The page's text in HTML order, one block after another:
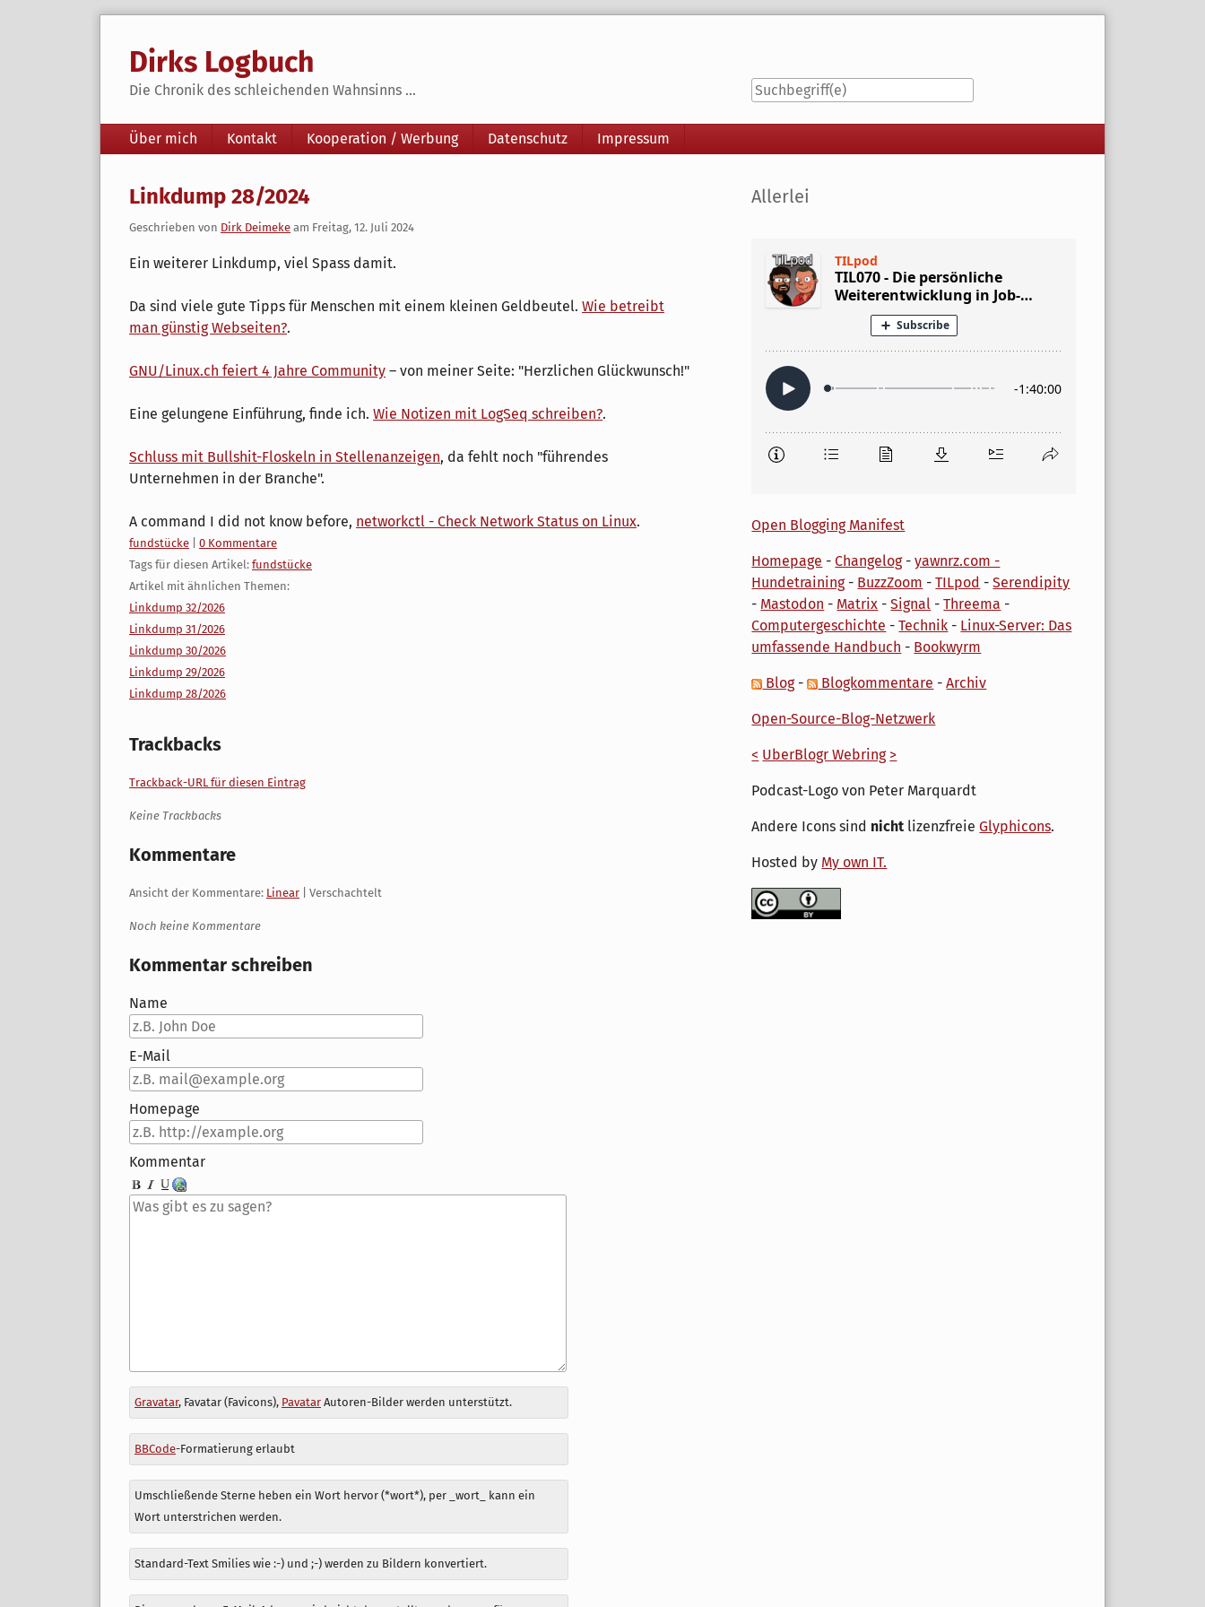
Dirks Logbuch
Die Chronik des schleichenden Wahnsinns ...
Navigation
Über mich Kontakt Kooperation / Werbung Datenschutz Impressum
Linkdump 28/2024
Geschrieben von Dirk Deimeke am Freitag, 12. Juli 2024
Ein weiterer Linkdump, viel Spass damit.
Da sind viele gute Tipps für Menschen mit einem kleinen Geldbeutel. Wie betreibt
man günstig Webseiten?.
GNU/Linux.ch feiert 4 Jahre Community – von meiner Seite: "Herzlichen Glückwunsch!"
Eine gelungene Einführung, finde ich. Wie Notizen mit LogSeq schreiben?.
Schluss mit Bullshit-Floskeln in Stellenanzeigen, da fehlt noch "führendes
Unternehmen in der Branche".
A command I did not know before, networkctl - Check Network Status on Linux.
Kategorien:
fundstücke
0 Kommentare
Tags für diesen Artikel: fundstücke
Artikel mit ähnlichen Themen:
Linkdump 32/2026
Linkdump 31/2026
Linkdump 30/2026
Linkdump 29/2026
Linkdump 28/2026
Trackbacks
Trackback-URL für diesen Eintrag
Keine Trackbacks
Kommentare
Ansicht der Kommentare: Linear | Verschachtelt
Noch keine Kommentare
Kommentar schreiben
Name
E-Mail
Homepage
Kommentar
Antwort
zu
Gravatar, Favatar (Favicons), PavatarAutoren-Bilder werden unterstützt.
BBCode-Formatierung erlaubt
Umschließende Sterne heben ein Wort hervor (*wort*), per _wort_ kann ein
Wort unterstrichen werden.
Standard-Text Smilies wie :-) und ;-) werden zu Bildern konvertiert.
Seitenleiste
Allerlei
Open Blogging Manifest
Homepage -Changelog-yawnrz.com -
Hundetraining- BuzzZoom -TILpod -Serendipity
- Mastodon - Matrix -Signal -Threema -
Computergeschichte -Technik - Linux-Server: Das
umfassende Handbuch - Bookwyrm
Blog- Blogkommentare -Archiv
Open-Source-Blog-Netzwerk
< UberBlogr Webring >
Podcast-Logo von Peter Marquardt
Andere Icons sind nicht lizenzfreieGlyphicons.
Hosted by My own IT.